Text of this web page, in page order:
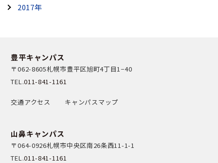
2017年
豊平キャンパス
〒062-8605札幌市豊平区旭町4丁目1−40
TEL.011-841-1161
交通アクセス キャンパスマップ
山鼻キャンパス
〒064-0926札幌市中央区南26条西11-1-1
TEL.011-841-1161